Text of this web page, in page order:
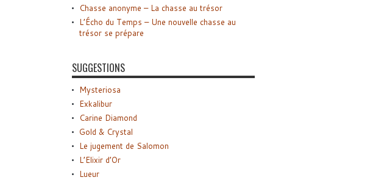
Chasse anonyme – La chasse au trésor
L’Écho du Temps – Une nouvelle chasse au
trésor se prépare
SUGGESTIONS
Mysteriosa
Exkalibur
Carine Diamond
Gold & Crystal
Le jugement de Salomon
L’Elixir d’Or
Lueur